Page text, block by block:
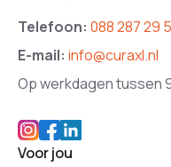
Telefoon: 088 287 29
E-mail: info@curaxl.nl
Op werkdagen tussen
Voor jou